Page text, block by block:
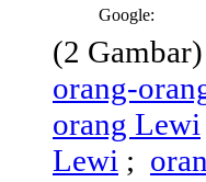
Google:
(2
orang-
orang Lewi
Lewi ;